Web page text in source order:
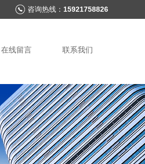
咨询热线： 15921758826
在线留言 联系我们